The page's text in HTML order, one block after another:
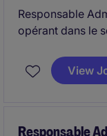
Responsable
opérant dans le
reporting à
équipes finance
données
View
Responsable